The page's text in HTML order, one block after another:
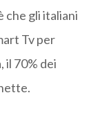
che gli italiani
Tv per
il 70% dei